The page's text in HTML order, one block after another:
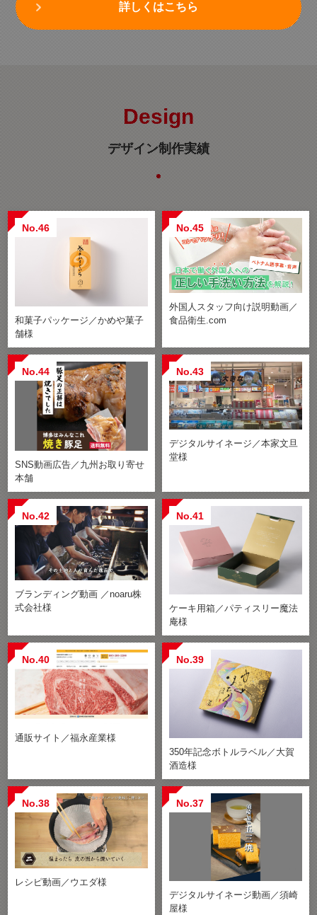
詳しくはこちら
Design
デザイン制作実績
No.46
和菓子パッケージ／かめや菓子
舗様
No.45
外国人スタッフ向け説明動画／
食品衛生.com
No.44
SNS動画広告／九州お取り寄せ
本舗
No.43
デジタルサイネージ／本家文旦
堂様
No.42
ブランディング動画 ／noaru株
式会社様
No.41
ケーキ用箱／パティスリー魔法
庵様
No.40
通販サイト／福永産業様
No.39
350年記念ボトルラベル／大賀
酒造様
No.38
レシピ動画／ウエダ様
No.37
デジタルサイネージ動画／須崎
屋様